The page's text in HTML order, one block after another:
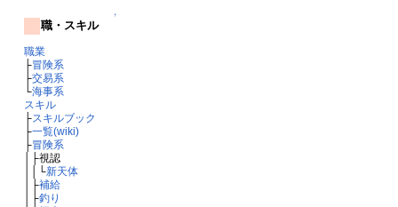
↑
職・スキル
職業
├冒険系
├交易系
└海事系
スキル
├スキルブック
├一覧(wiki)
├冒険系
│├視認
││└新天体
│├補給
│├釣り